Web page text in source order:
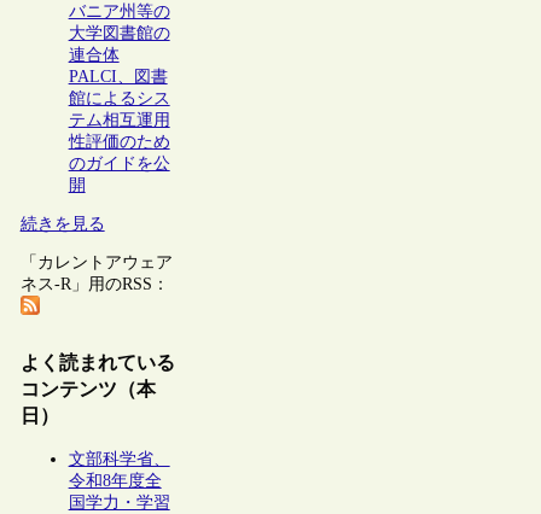
バニア州等の
大学図書館の
連合体
PALCI、図書
館によるシス
テム相互運用
性評価のため
のガイドを公
開
続きを見る
「カレントアウェア
ネス-R」用のRSS：
よく読まれている
コンテンツ（本
日）
文部科学省、
令和8年度全
国学力・学習